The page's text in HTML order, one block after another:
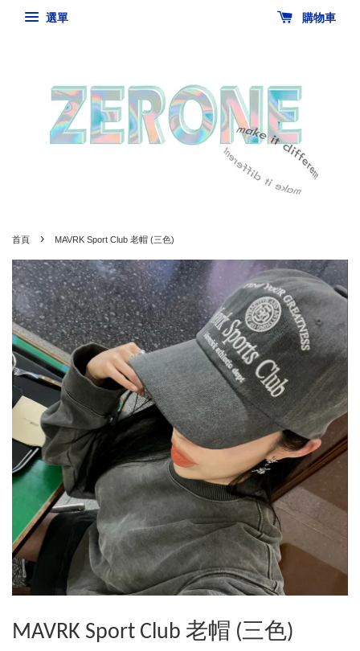
選單 購物車
首頁 › MAVRK Sport Club 老帽 (三色)
MAVRK Sport Club 老帽 (三色)